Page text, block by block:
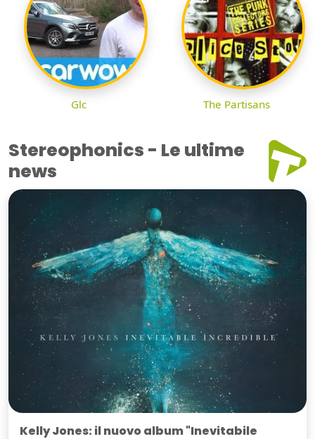
Glc The Partisans
Stereophonics - Le ultime
news
Kelly Jones: il nuovo album "Inevitabile